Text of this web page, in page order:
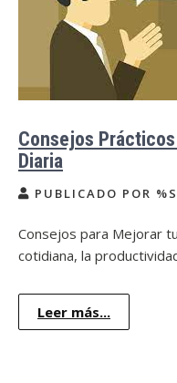
Consejos
Diaria
PUBLICADO POR %S
Consejos para Mejorar
cotidiana, la
Leer más...